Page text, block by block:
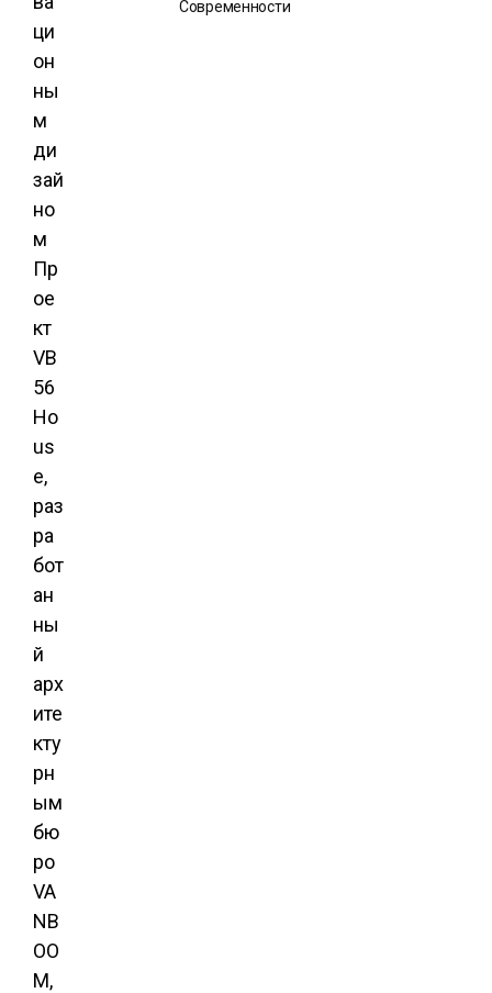
ци
он
ны
м
ди
зай
но
м
Пр
ое
кт
VB
56
Ho
us
e,
раз
ра
бот
ан
ны
й
арх
ите
кту
рн
ым
бю
ро
VA
NB
OO
M,
Современности